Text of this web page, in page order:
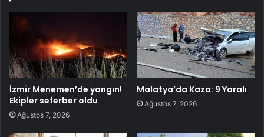
İzmir Menemen’de yangın!
Ekipler seferber oldu
Ağustos 7, 2026
Malatya’da Kaza: 9 Yaralı
Ağustos 7, 2026